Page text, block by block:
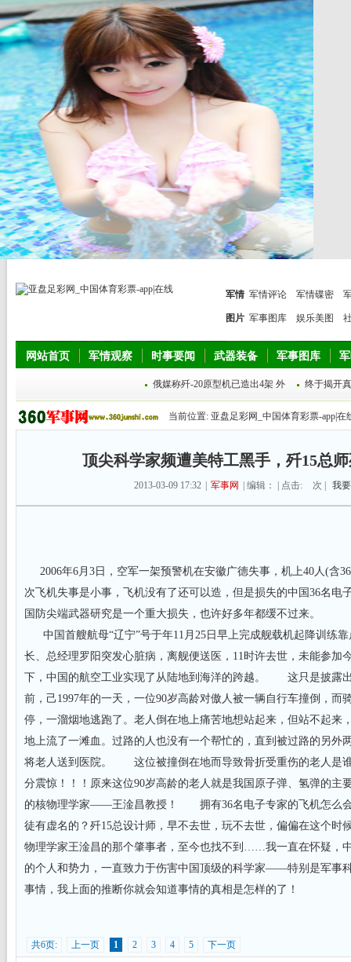
军情 军情评论 军情碟密
图片 军事图库 娱乐美图
网站首页 军情观察 时事要闻 武器装备 军事图库
俄媒称歼-20原型机已造出4架 外 终于揭开
当前位置: 亚盘足彩网_中国体育彩票-app|在
顶尖科学家频遭美特工黑手，歼15总
2013-03-09 17:32 军事网 | 编辑： | 点击: 次 | 我
2006年6月3日，空军一架预警机在安徽广德失事，机上40人(含
次飞机失事是小事，飞机没有了还可以造，但是损失的中国36名电
国防尖端武器研究是一个重大损失，也许好多年都缓不过来。
中国首艘航母“辽宁”号于年11月25日早上完成舰载机起降训练
长、总经理罗阳突发心脏病，离舰便送医，11时许去世，未能参加
下，中国的航空工业实现了从陆地到海洋的跨越。 这只是披露
前，己1997年的一天，一位90岁高龄对傲人被一辆自行车撞倒，而
停，一溜烟地逃跑了。老人倒在地上痛苦地想站起来，但站不起来
地上流了一滩血。过路的人也没有一个帮忙的，直到被过路的另外
将老人送到医院。 这位被撞倒在地而导致骨折受重伤的老人是
分震惊！！！原来这位90岁高龄的老人就是我国原子弹、氢弹的主
的核物理学家——王淦昌教授！ 拥有36名电子专家的飞机怎么会
徒有虚名的？歼15总设计师，早不去世，玩不去世，偏偏在这个时
物理学家王淦昌的那个肇事者，至今也找不到……我一直在怀疑，
的个人和势力，一直致力于伤害中国顶级的科学家——特别是军
事情，我上面的推断你就会知道事情的真相是怎样的了！
共6页: 上一页 1 2 3 4 5 下一页